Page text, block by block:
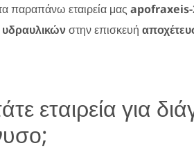
παραπάνω εταιρεία μας
υδραυλικώνστην επισκευή
εταιρεία για